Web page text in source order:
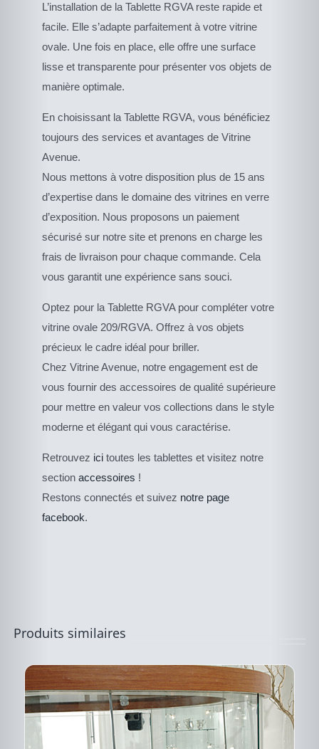
L’installation de la Tablette RGVA reste rapide et
facile. Elle s’adapte parfaitement à votre vitrine
ovale. Une fois en place, elle offre une surface
lisse et transparente pour présenter vos objets de
manière optimale.
En choisissant la Tablette RGVA, vous bénéficiez
toujours des services et avantages de Vitrine
Avenue.
Nous mettons à votre disposition plus de 15 ans
d’expertise dans le domaine des vitrines en verre
d’exposition. Nous proposons un paiement
sécurisé sur notre site et prenons en charge les
frais de livraison pour chaque commande. Cela
vous garantit une expérience sans souci.
Optez pour la Tablette RGVA pour compléter votre
vitrine ovale 209/RGVA. Offrez à vos objets
précieux le cadre idéal pour briller.
Chez Vitrine Avenue, notre engagement est de
vous fournir des accessoires de qualité supérieure
pour mettre en valeur vos collections dans le style
moderne et élégant qui vous caractérise.
Retrouvez ici toutes les tablettes et visitez notre
sectionaccessoires !
Restons connectés et suivez notre page
facebook.
Produits similaires
DESCRIPTIF DU
PRODUIT